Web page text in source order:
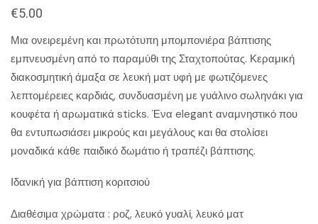
€5.00
Μια ονειρεμένη και πρωτότυπη μπομπονιέρα βάπτισης
εμπνευσμένη από το παραμύθι της Σταχτοπούτας. Κεραμική
διακοσμητική άμαξα σε λευκή ματ υφή με φωτιζόμενες
λεπτομέρειες καρδιάς, συνδυασμένη με γυάλινο σωληνάκι για
κουφέτα ή αρωματικά sticks. Ένα elegant αναμνηστικό που
θα εντυπωσιάσει μικρούς και μεγάλους και θα στολίσει
μοναδικά κάθε παιδικό δωμάτιο ή τραπέζι βάπτισης.
Ιδανική για βάπτιση κοριτσιού
Διαθέσιμα χρώματα : ροζ, λευκό γυαλί, λευκό ματ